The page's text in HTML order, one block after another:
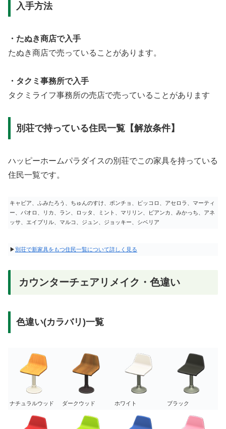
入手方法
・たぬき商店で入手
たぬき商店で売っていることがあります。
・タクミ事務所で入手
タクミライフ事務所の売店で売っていることがあります
別荘で持っている住民一覧【解放条件】
ハッピーホームパラダイスの別荘でこの家具を持っている
住民一覧です。
キャビア、ふみたろう、ちゅんのすけ、ポンチョ、ピッコロ、アセロラ、マーティ
ー、パオロ、リカ、ラン、ロッタ、ミント、マリリン、ビアンカ、みかっち、アネ
ッサ、エイプリル、マルコ、ジュン、ジョッキー、シベリア
▶ 別荘で新家具をもつ住民一覧について詳しく見る
カウンターチェアリメイク・色違い
色違い(カラバリ)一覧
ナチュラルウッド ダークウッド ホワイト ブラック